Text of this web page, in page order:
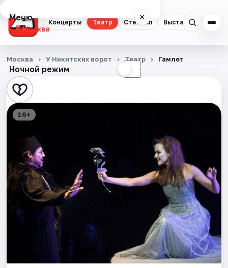
Концерты Театр Стендап Выставки
Меню ×
Москва
Концерты
Театр
Стендап
Квесты
Экскурсии
Спорт
События
Ночной режим ☾
Москва У Никитских ворот Театр Гамлет
16+